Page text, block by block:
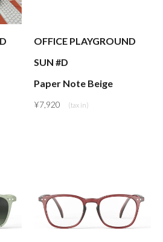
OFFICE PLAYGROUND
SUN #D
Paper Note Beige
¥7,920